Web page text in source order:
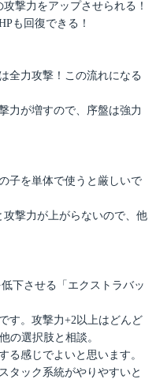
撃力をアップさせられる！
も回復できる！
全力攻撃！この流れになる
力が増すので、序盤は強力
子を単体で使うと厳しいで
撃力が上がらないので、他
下させる「エクストラバッ
す。攻撃力+2以上はどんど
の選択肢と相談。
る感じでよいと思います。
タック系統がやりやすいと